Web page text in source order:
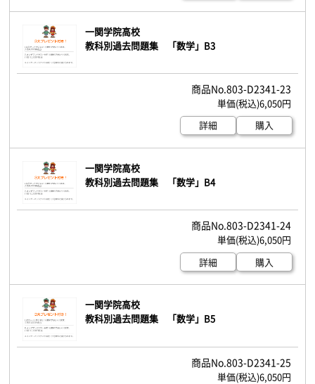
一関学院高校
教科別過去問題集 「数学」B3
803-D2341-23
6,050円
詳細
購入
一関学院高校
教科別過去問題集 「数学」B4
803-D2341-24
6,050円
詳細
購入
一関学院高校
教科別過去問題集 「数学」B5
803-D2341-25
6,050円